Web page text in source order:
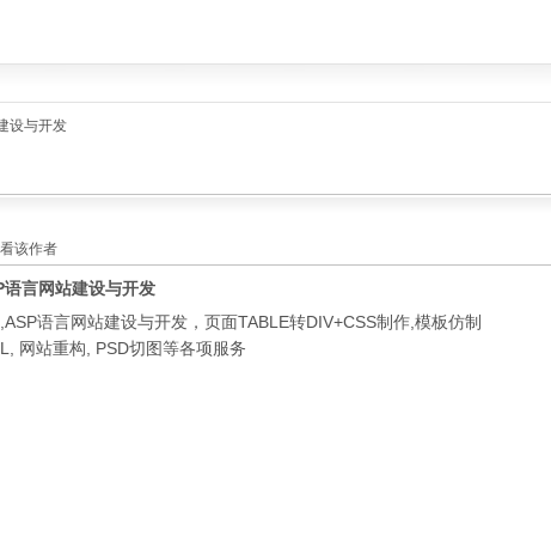
设与开发
该作者
语言网站建设与开发
语言网站建设与开发，页面TABLE转DIV+CSS制作,模板仿制
网站重构, PSD切图等各项服务